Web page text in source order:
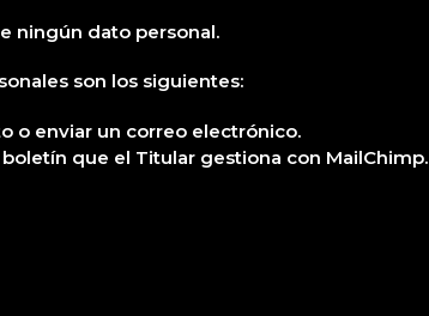
ningún dato personal.
son los siguientes:
o enviar un correo electrónico.
que el Titular gestiona con MailChimp.